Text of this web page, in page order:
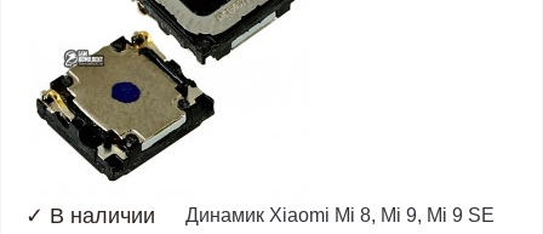
✓ В наличии Динамик Xiaomi Mi 8, Mi 9, Mi 9 SE